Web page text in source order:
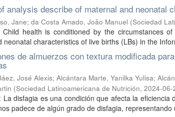
analysis describe of maternal and
Jane; da Costa Amado, João Manuel (Sociedad
Child health is conditioned by the circumstances
neonatal characteristics of live births (LBs) in the
de almuerzos con textura modificada
José Alexis; Alcántara Marte, Yanilka Yulisa;
(Sociedad Latinoamericana de Nutrición, 2024-06-
La disfagia es una condición que afecta la
padece de algún grado de disfagia, representando